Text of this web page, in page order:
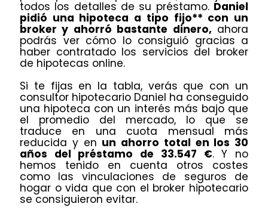
todos los detalles de su préstamo. Daniel
pidió una hipoteca a tipo fijo** con un
broker y ahorró bastante dinero, ahora
podrás ver cómo lo consiguió gracias a
haber contratado los servicios del broker
de hipotecas online.
Si te fijas en la tabla, verás que con un
consultor hipotecario Daniel ha conseguido
una hipoteca con un interés más bajo que
el promedio del mercado, lo que se
traduce en una cuota mensual más
reducida y en un ahorro total en los 30
años del préstamo de 33.547 €. Y no
hemos tenido en cuenta otros costes
como las vinculaciones de seguros de
hogar o vida que con el broker hipotecario
se consiguieron evitar.